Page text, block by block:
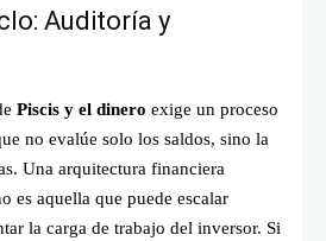
Auditoría y
Piscis y el dinero exige un proceso
no evalúe solo los saldos, sino la
Una arquitectura financiera
es aquella que puede escalar
la carga de trabajo del inversor. Si